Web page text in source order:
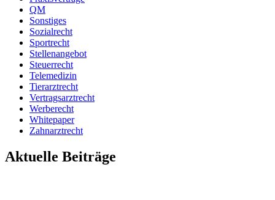
QM
Sonstiges
Sozialrecht
Sportrecht
Stellenangebot
Steuerrecht
Telemedizin
Tierarztrecht
Vertragsarztrecht
Werberecht
Whitepaper
Zahnarztrecht
Aktuelle Beiträge